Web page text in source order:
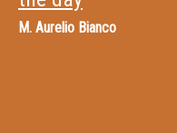
M. Aurelio Bianco